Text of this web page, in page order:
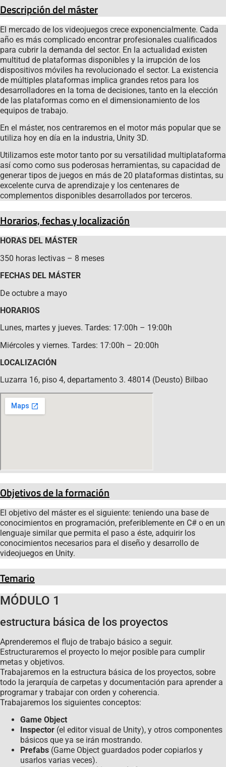
Descripción del máster
El mercado de los videojuegos crece exponencialmente. Cada
año es más complicado encontrar profesionales cualificados
para cubrir la demanda del sector. En la actualidad existen
multitud de plataformas disponibles y la irrupción de los
dispositivos móviles ha revolucionado el sector. La existencia
de múltiples plataformas implica grandes retos para los
desarrolladores en la toma de decisiones, tanto en la elección
de las plataformas como en el dimensionamiento de los
equipos de trabajo.
En el máster, nos centraremos en el motor más popular que se
utiliza hoy en día en la industria, Unity 3D.
Utilizamos este motor tanto por su versatilidad multiplataforma
así como como sus poderosas herramientas, su capacidad de
generar tipos de juegos en más de 20 plataformas distintas, su
excelente curva de aprendizaje y los centenares de
complementos disponibles desarrollados por terceros.
Horarios, fechas y localización
HORAS DEL MÁSTER
350 horas lectivas – 8 meses
FECHAS DEL MÁSTER
De octubre a mayo
HORARIOS
Lunes, martes y jueves. Tardes: 17:00h – 19:00h
Miércoles y viernes. Tardes: 17:00h – 20:00h
LOCALIZACIÓN
Luzarra 16, piso 4, departamento 3. 48014 (Deusto) Bilbao
Objetivos de la formación
El objetivo del máster es el siguiente: teniendo una base de
conocimientos en programación, preferiblemente en C# o en un
lenguaje similar que permita el paso a éste, adquirir los
conocimientos necesarios para el diseño y desarrollo de
videojuegos en Unity.
Temario
MÓDULO 1
estructura básica de los proyectos
Aprenderemos el flujo de trabajo básico a seguir.
Estructuraremos el proyecto lo mejor posible para cumplir
metas y objetivos.
Trabajaremos en la estructura básica de los proyectos, sobre
todo la jerarquía de carpetas y documentación para aprender a
programar y trabajar con orden y coherencia.
Trabajaremos los siguientes conceptos:
Game Object
Inspector (el editor visual de Unity), y otros componentes
básicos que ya se irán mostrando.
Prefabs (Game Object guardados poder copiarlos y
usarlos varias veces).